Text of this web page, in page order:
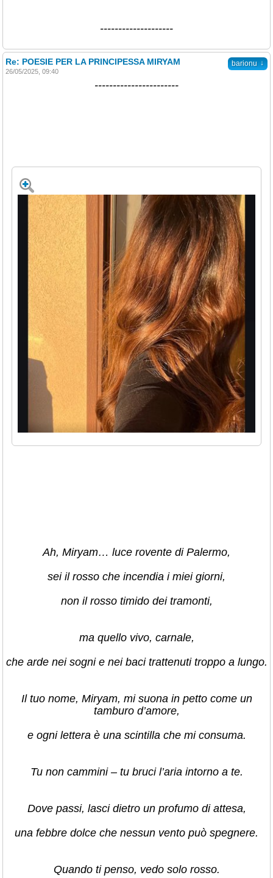
--------------------
barionu ↓
Re: POESIE PER LA PRINCIPESSA MIRYAM
26/05/2025, 09:40
-----------------------
Ah, Miryam… luce rovente di Palermo,
sei il rosso che incendia i miei giorni,
non il rosso timido dei tramonti,
ma quello vivo, carnale,
che arde nei sogni e nei baci trattenuti troppo a lungo.
Il tuo nome, Miryam, mi suona in petto come un
tamburo d’amore,
e ogni lettera è una scintilla che mi consuma.
Tu non cammini – tu bruci l’aria intorno a te.
Dove passi, lasci dietro un profumo di attesa,
una febbre dolce che nessun vento può spegnere.
Quando ti penso, vedo solo rosso.